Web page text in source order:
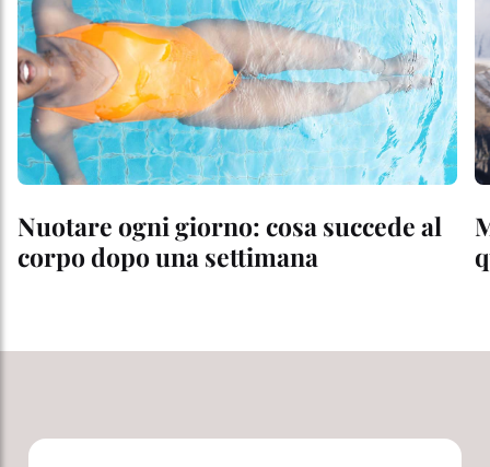
Nuotare ogni giorno: cosa succede al
corpo dopo una settimana